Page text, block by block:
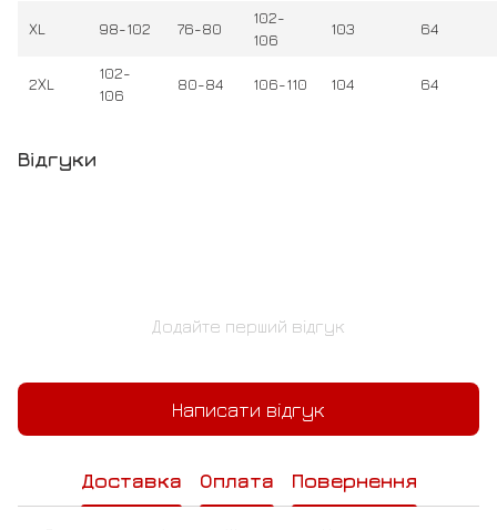
XL 98-102 76-80
102-
106
103 64
2ХL
102-
106
80-84 106-110 104 64
Відгуки
Додайте перший відгук
Написати відгук
Доставка Оплата Повернення